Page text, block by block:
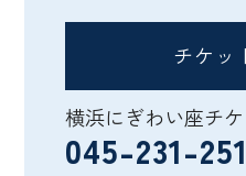
チケッ
横浜にぎわい座チ
045-231-